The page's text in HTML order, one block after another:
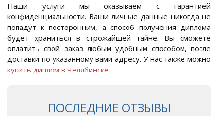
Наши услуги мы оказываем с гарантией
конфиденциальности. Ваши личные данные никогда не
попадут к посторонним, а способ получения диплома
будет храниться в строжайшей тайне. Вы сможете
оплатить свой заказ любым удобным способом, после
доставки по указанному вами адресу. У нас также можно
купить диплом в Челябинске.
ПОСЛЕДНИЕ ОТЗЫВЫ